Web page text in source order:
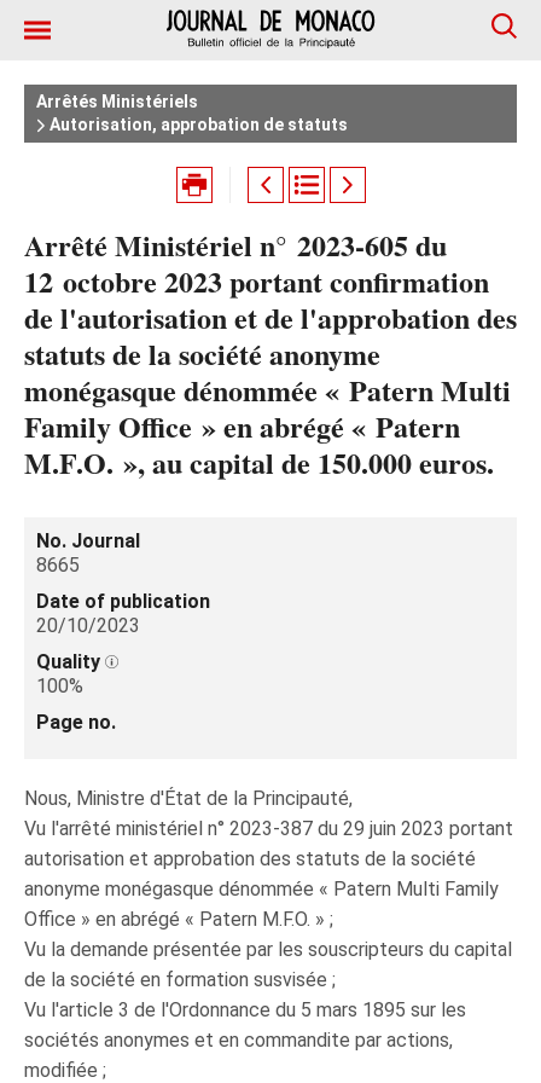
Arrêtés Ministériels
Autorisation, approbation de statuts
Arrêté Ministériel n° 2023-605 du
12 octobre 2023 portant confirmation
de l'autorisation et de l'approbation des
statuts de la société anonyme
monégasque dénommée « Patern Multi
Family Office » en abrégé « Patern
M.F.O. », au capital de 150.000 euros.
No. Journal
8665
Date of publication
20/10/2023
Quality
100%
Page no.
Nous, Ministre d'État de la Principauté,
Vu l'arrêté ministériel n° 2023-387 du 29 juin 2023 portant
autorisation et approbation des statuts de la société
anonyme monégasque dénommée « Patern Multi Family
Office » en abrégé « Patern M.F.O. » ;
Vu la demande présentée par les souscripteurs du capital
de la société en formation susvisée ;
Vu l'article 3 de l'Ordonnance du 5 mars 1895 sur les
sociétés anonymes et en commandite par actions,
modifiée ;